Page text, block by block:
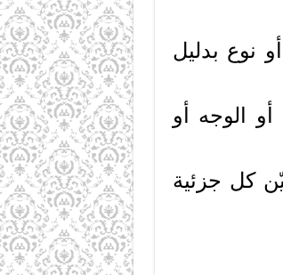
نوع بدليل
الوجه أو
كل جزئية